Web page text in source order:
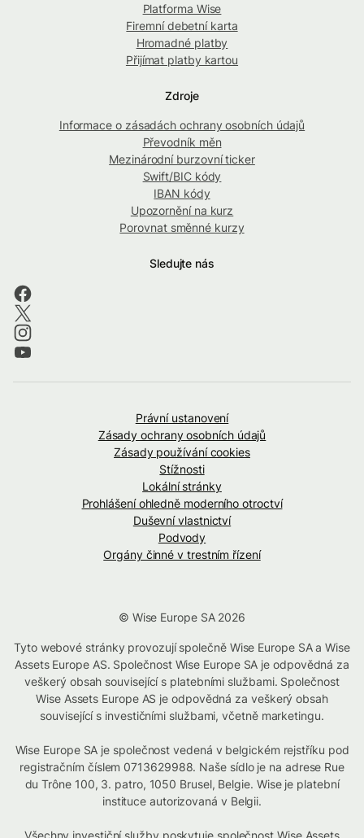
Platforma Wise
Firemní debetní karta
Hromadné platby
Přijímat platby kartou
Zdroje
Informace o zásadách ochrany osobních údajů
Převodník měn
Mezinárodní burzovní ticker
Swift/BIC kódy
IBAN kódy
Upozornění na kurz
Porovnat směnné kurzy
Sledujte nás
Právní ustanovení
Zásady ochrany osobních údajů
Zásady používání cookies
Stížnosti
Lokální stránky
Prohlášení ohledně moderního otroctví
Duševní vlastnictví
Podvody
Orgány činné v trestním řízení
© Wise Europe SA 2026
Tyto webové stránky provozují společně Wise Europe SA a Wise
Assets Europe AS. Společnost Wise Europe SA je odpovědná za
veškerý obsah související s platebními službami. Společnost
Wise Assets Europe AS je odpovědná za veškerý obsah
související s investičními službami, včetně marketingu.
Wise Europe SA je společnost vedená v belgickém rejstříku pod
registračním číslem 0713629988. Naše sídlo je na adrese Rue
du Trône 100, 3. patro, 1050 Brusel, Belgie. Wise je platební
instituce autorizovaná v Belgii.
Všechny investiční služby poskytuje společnost Wise Assets